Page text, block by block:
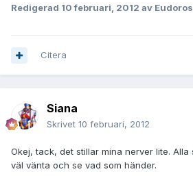
Redigerad 10 februari, 2012 av Eudoros
Citera
Siana
Skrivet 10 februari, 2012
Okej, tack, det stillar mina nerver lite.
väl vänta och se vad som händer.